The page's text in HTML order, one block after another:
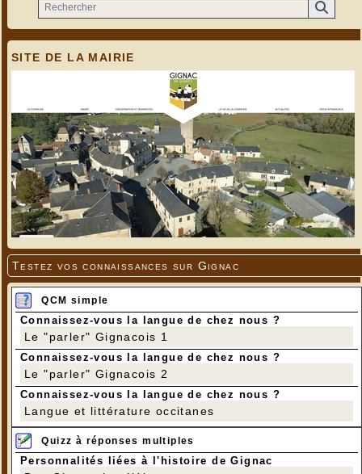
SITE DE LA MAIRIE
Testez vos connaissances sur Gignac
QCM simple
Connaissez-vous la langue de chez nous ?
Le "parler" Gignacois 1
Connaissez-vous la langue de chez nous ?
Le "parler" Gignacois 2
Connaissez-vous la langue de chez nous ?
Langue et littérature occitanes
Quizz à réponses multiples
Personnalités liées à l'histoire de Gignac